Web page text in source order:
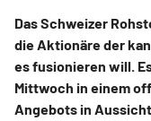
Das Schweizer
die Aktionäre der
es fusionieren will.
Mittwoch in einem
Angebots in